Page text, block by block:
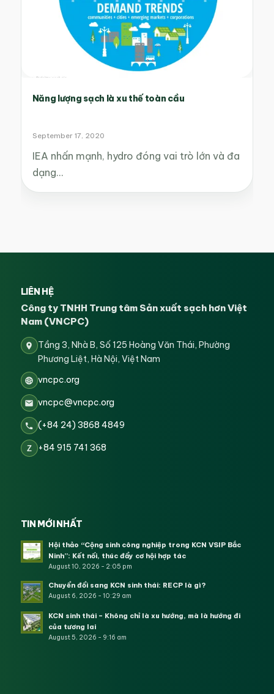
Năng lượng sạch là xu thế toàn cầu
September 17, 2020
IEA nhấn mạnh, hydro đóng vai trò lớn và đa
dạng…
LIÊN HỆ
Công ty TNHH Trung tâm Sản xuất sạch hơn Việt
Nam (VNCPC)
Tầng 3, Nhà B, Số 125 Hoàng Văn Thái, Phường
Phương Liệt, Hà Nội, Việt Nam
vncpc.org
vncpc@vncpc.org
(+84 24) 3868 4849
Z +84 915 741 368
TIN MỚI NHẤT
Hội thảo “Cộng sinh công nghiệp trong KCN VSIP Bắc
Ninh”: Kết nối, thúc đẩy cơ hội hợp tác
August 10, 2026 - 2:05 pm
Chuyển đổi sang KCN sinh thái: RECP là gì?
August 6, 2026 - 10:29 am
KCN sinh thái – Không chỉ là xu hướng, mà là hướng đi
của tương lai
August 5, 2026 - 9:16 am